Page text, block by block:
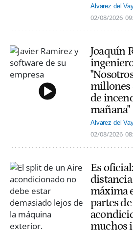
Alvarez del
02/08/2026
Joaquín
millones
de
mañana"
Alvarez del
02/08/2026
Es
máxima
partes
muchos